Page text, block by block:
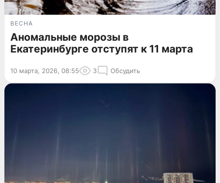
ВЕСНА
Аномальные морозы в
Екатеринбурге отступят к 11 марта
10 марта, 2026, 08:55 3 Обсудить